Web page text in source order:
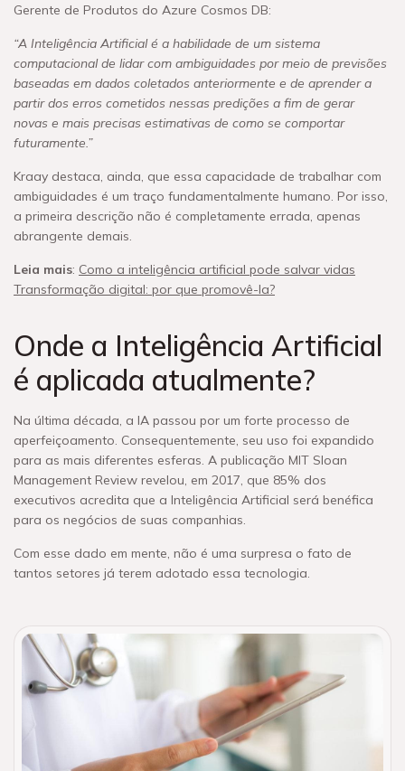
Gerente de Produtos do Azure Cosmos DB:
“A Inteligência Artificial é a habilidade de um sistema
computacional de lidar com ambiguidades por meio de previsões
baseadas em dados coletados anteriormente e de aprender a
partir dos erros cometidos nessas predições a fim de gerar
novas e mais precisas estimativas de como se comportar
futuramente.”
Kraay destaca, ainda, que essa capacidade de trabalhar com
ambiguidades é um traço fundamentalmente humano. Por isso,
a primeira descrição não é completamente errada, apenas
abrangente demais.
Leia mais: Como a inteligência artificial pode salvar vidas
Transformação digital: por que promovê-la?
Onde a Inteligência Artificial
é aplicada atualmente?
Na última década, a IA passou por um forte processo de
aperfeiçoamento. Consequentemente, seu uso foi expandido
para as mais diferentes esferas. A publicação MIT Sloan
Management Review revelou, em 2017, que 85% dos
executivos acredita que a Inteligência Artificial será benéfica
para os negócios de suas companhias.
Com esse dado em mente, não é uma surpresa o fato de
tantos setores já terem adotado essa tecnologia.